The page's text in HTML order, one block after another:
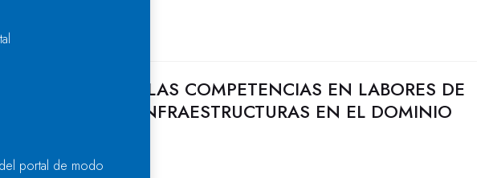
ACLARATORIA: LAS COMPETENCIAS EN LABORES DE
DE INFRAESTRUCTURAS EN EL DOMINIO
portal de modo